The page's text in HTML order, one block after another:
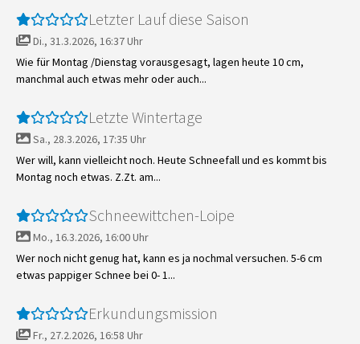
Letzter Lauf diese Saison
Di., 31.3.2026, 16:37 Uhr
Wie für Montag /Dienstag vorausgesagt, lagen heute 10 cm,
manchmal auch etwas mehr oder auch...
Letzte Wintertage
Sa., 28.3.2026, 17:35 Uhr
Wer will, kann vielleicht noch. Heute Schneefall und es kommt bis
Montag noch etwas. Z.Zt. am...
Schneewittchen-Loipe
Mo., 16.3.2026, 16:00 Uhr
Wer noch nicht genug hat, kann es ja nochmal versuchen. 5-6 cm
etwas pappiger Schnee bei 0- 1...
Erkundungsmission
Fr., 27.2.2026, 16:58 Uhr